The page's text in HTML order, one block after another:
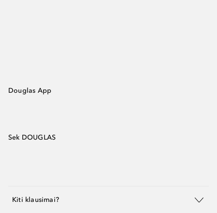
Douglas App
Sek DOUGLAS
Kiti klausimai?